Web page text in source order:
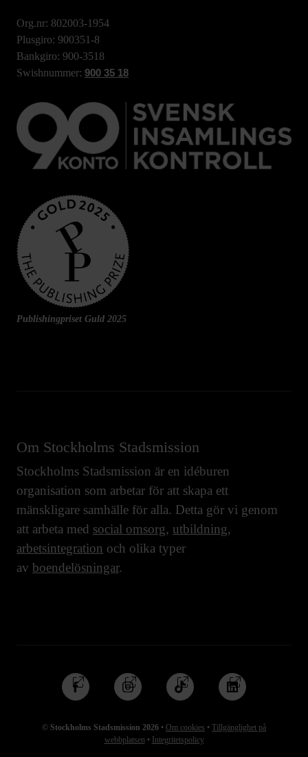
Org.nr: 802003-1954
Plusgiro: 900351-8
Bankgiro: 900-3518
Swishnummer: 900 35 18
Publishingpriset Guld 2025
Om Stockholms Stadsmission
Stockholms Stadsmission är en idéburen
organisation som arbetar för att skapa ett
mänskligare samhälle för alla. Detta gör vi genom
att arbeta med social omsorg, utbildning,
arbetsintegration och olika typer
av boendelösningar.
© Stockholms Stadsmission 2026 • Om cookies • Tillgänglighet på
webbplatsen • Integritetspolicy
Följ
oss
Facebook
Följ
oss
Instagram
Följ
oss
TikTok
Följ
oss
Linkedin